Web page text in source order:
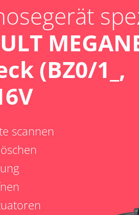
(BZ0/1_,
scannen